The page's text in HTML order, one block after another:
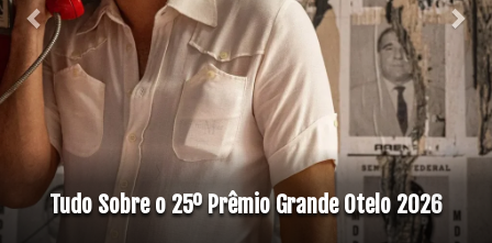
Tudo Sobre o 25º Prêmio Grande Otelo 2026